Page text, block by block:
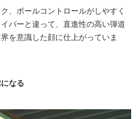
、ボールコントロールがしやすく
イバーと違って、直進性の高い弾道
を意識した顔に仕上がっていま
なる